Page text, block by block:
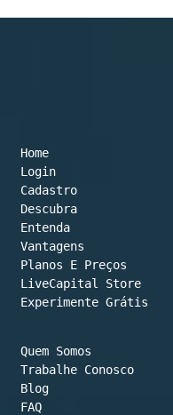
Home
Login
Cadastro
Descubra
Entenda
Vantagens
Planos E Preços
LiveCapital Store
Experimente Grátis
Quem Somos
Trabalhe Conosco
Blog
FAQ